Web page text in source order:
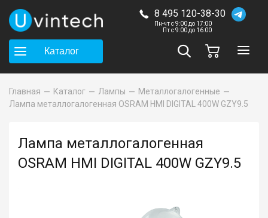
8 495 120-38-30
Пн-чт с 9:00 до 17:00
Пт с 9:00 до 16:00
Каталог
Главная Каталог Лампы
Металлогалогенные
Лампа металлогалогенная OSRAM HMI DIGITAL 400W GZY9.5
Лампа металлогалогенная
OSRAM HMI DIGITAL 400W GZY9.5